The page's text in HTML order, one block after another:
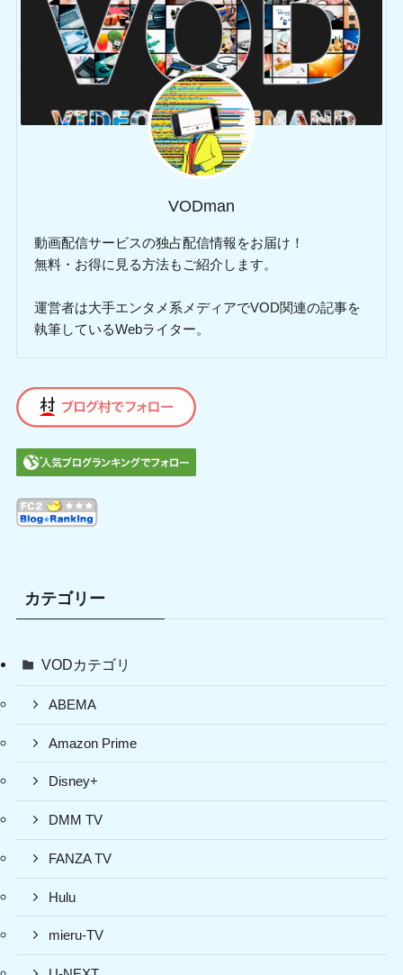
VODman
動画配信サービスの独占配信情報をお届け！
無料・お得に見る方法もご紹介します。
運営者は大手エンタメ系メディアでVOD関連の記事を
執筆しているWebライター。
カテゴリー
VODカテゴリ
ABEMA
Amazon Prime
Disney+
DMM TV
FANZA TV
Hulu
mieru-TV